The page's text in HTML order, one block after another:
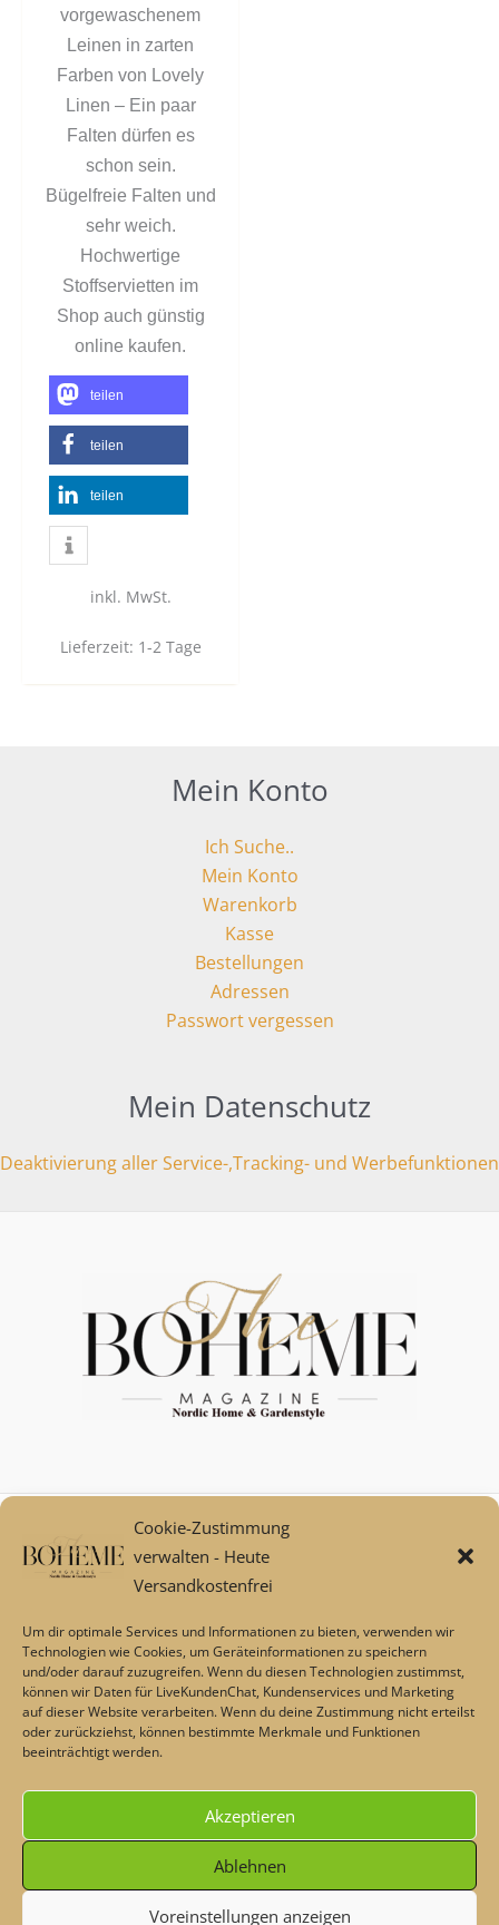
Cookie-Zustimmung
verwalten - Heute
Versandkostenfrei
Um dir optimale Services und Informationen zu bieten, verwenden wir
Technologien wie Cookies, um Geräteinformationen zu speichern
und/oder darauf zuzugreifen. Wenn du diesen Technologien zustimmst,
können wir Daten für LiveKundenChat, Kundenservices und Marketing
auf dieser Website verarbeiten. Wenn du deine Zustimmung nicht erteilst
oder zurückziehst, können bestimmte Merkmale und Funktionen
beeinträchtigt werden.
Akzeptieren
Ablehnen
Voreinstellungen anzeigen
vorgewaschenem
Leinen in zarten
Farben von Lovely
Linen – Ein paar
Falten dürfen es
schon sein.
Bügelfreie Falten und
sehr weich.
Hochwertige
Stoffservietten im
Shop auch günstig
online kaufen.
teilen
teilen
teilen
inkl. MwSt.
Lieferzeit: 1-2 Tage
Mein Konto
Ich Suche..
Mein Konto
Warenkorb
Kasse
Bestellungen
Adressen
Passwort vergessen
Mein Datenschutz
Deaktivierung aller Service-,Tracking- und Werbefunktionen
Mein Konto
Zahlungsarten
Versand und Retoure****
AGB
Impressum
Datenschutz
Über uns
Echtheit von Bewertungen
Barrierefreiheit
Die durchgestrichenen Preise entsprechen dem bisherigen Preis